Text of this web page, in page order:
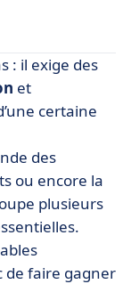
de suivi
de suivi
: il exige des
et
certaine
des
ou encore la
plusieurs
de faire gagner